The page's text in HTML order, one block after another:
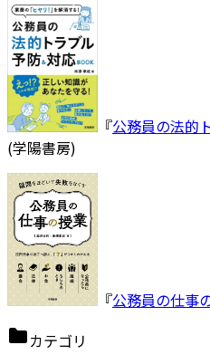
『公務員の法的
(学陽書房)
『公務員の仕事
カテゴリ